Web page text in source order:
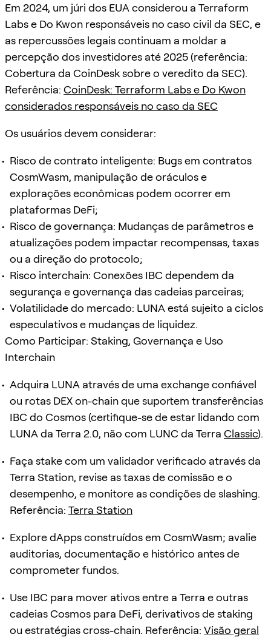
Em 2024, um júri dos EUA considerou a Terraform
Labs e Do Kwon responsáveis no caso civil da SEC, e
as repercussões legais continuam a moldar a
percepção dos investidores até 2025 (referência:
Cobertura da CoinDesk sobre o veredito da SEC).
Referência: CoinDesk: Terraform Labs e Do Kwon
considerados responsáveis no caso da SEC
Os usuários devem considerar:
Risco de contrato inteligente: Bugs em contratos
CosmWasm, manipulação de oráculos e
explorações econômicas podem ocorrer em
plataformas DeFi;
Risco de governança: Mudanças de parâmetros e
atualizações podem impactar recompensas, taxas
ou a direção do protocolo;
Risco interchain: Conexões IBC dependem da
segurança e governança das cadeias parceiras;
Volatilidade do mercado: LUNA está sujeito a ciclos
especulativos e mudanças de liquidez.
Como Participar: Staking, Governança e Uso
Interchain
Adquira LUNA através de uma exchange confiável
ou rotas DEX on-chain que suportem transferências
IBC do Cosmos (certifique-se de estar lidando com
LUNA da Terra 2.0, não com LUNC da Terra Classic).
Faça stake com um validador verificado através da
Terra Station, revise as taxas de comissão e o
desempenho, e monitore as condições de slashing.
Referência: Terra Station
Explore dApps construídos em CosmWasm; avalie
auditorias, documentação e histórico antes de
comprometer fundos.
Use IBC para mover ativos entre a Terra e outras
cadeias Cosmos para DeFi, derivativos de staking
ou estratégias cross-chain. Referência: Visão geral